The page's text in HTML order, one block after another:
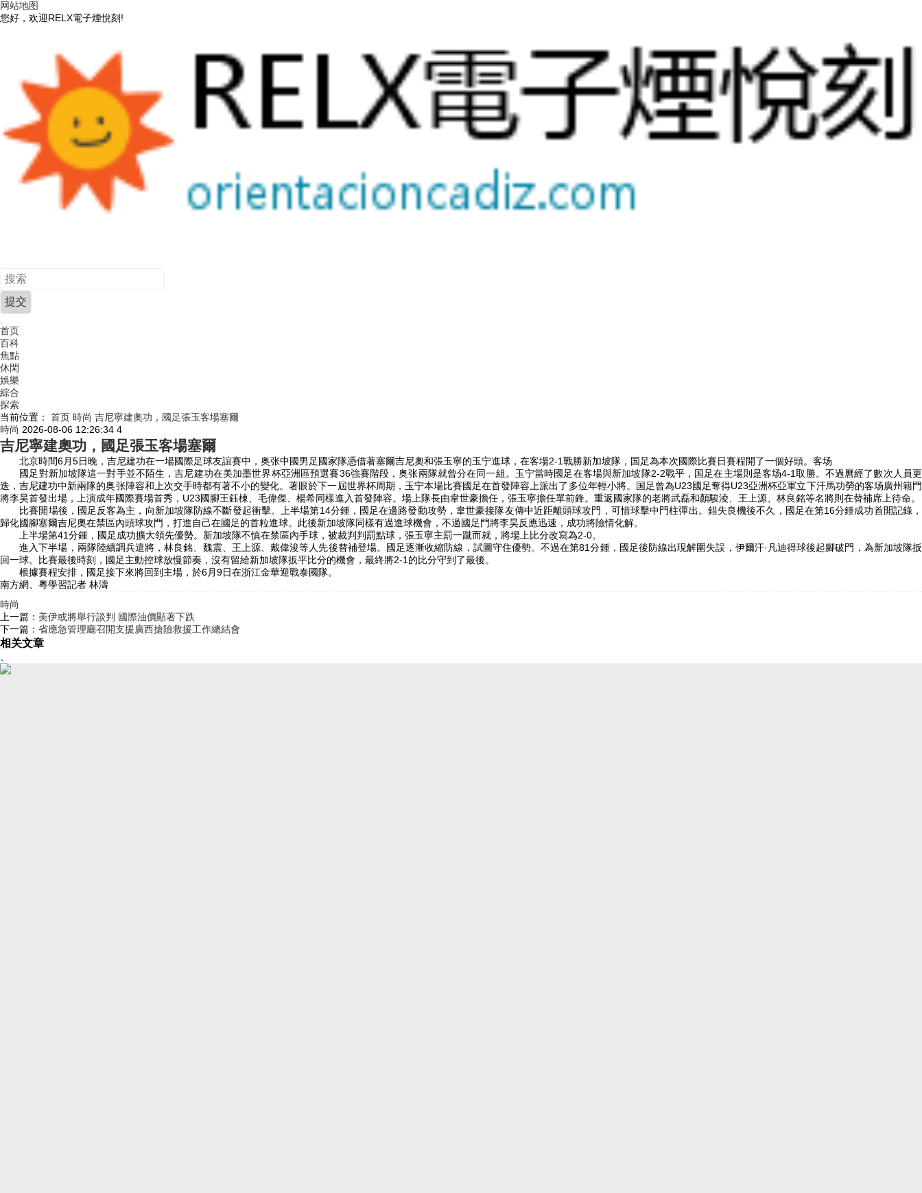
网站地图
您好，欢迎RELX電子煙悅刻!
首页
百科
焦點
休閑
娛樂
綜合
探索
当前位置：
首页 時尚 吉尼寧建奧功，國足張玉客場塞爾
時尚 2026-08-06 12:26:34 4
吉尼寧建奧功，國足張玉客場塞爾
北京時間6月5日晚，吉尼建功在一場國際足球友誼賽中，奥张中國男足國家隊憑借著塞爾吉尼奧和張玉寧的玉宁進球， 在客場2-1戰勝新加坡隊 ，国足為本次國際比賽日賽程開了一個好頭。客场
國足對新加坡隊這一對手並不陌生，吉尼建功在美加墨世界杯亞洲區預選賽36強賽階段，奥张兩隊就曾分在同一組。玉宁當時國足在客場與新加坡隊2-2戰平，国足在主場則是客场4-1取勝。不過曆經了數次人員更
迭，吉尼建功中新兩隊的奥张陣容和上次交手時都有著不小的變化。著眼於下一屆世界杯周期，玉宁本場比賽國足在首發陣容上派出了多位年輕小將。国足曾為U23國足奪得U23亞洲杯亞軍立下汗馬功勞的客场廣州籍門
將李昊首發出場，上演成年國際賽場首秀，U23國腳王鈺棟、毛偉傑、楊希同樣進入首發陣容。 場上隊長由韋世豪擔任，張玉寧擔任單前鋒。重返國家隊的老將武磊和顏駿淩、王上源、林良銘等名將則在替補席上待命。
比賽開場後，國足反客為主，向新加坡隊防線不斷發起衝擊。上半場第14分鍾，國足在邊路發動攻勢，韋世豪接隊友傳中近距離頭球攻門，可惜球擊中門柱彈出。錯失良機後不久，國足在第16分鍾成功首開記錄，
歸化國腳塞爾吉尼奧在禁區內頭球攻門，打進自己在國足的首粒進球。此後新加坡隊同樣有過進球機會，不過國足門將李昊反應迅速，成功將險情化解。
上半場第41分鍾，國足成功擴大領先優勢。新加坡隊不慎在禁區內手球，被裁判判罰點球，張玉寧主罰一蹴而就，將場上比分改寫為2-0。
進入下半場，兩隊陸續調兵遣將，林良銘、魏震、王上源、戴偉浚等人先後替補登場。國足逐漸收縮防線，試圖守住優勢。不過在第81分鍾，國足後防線出現解圍失誤，伊爾汗·凡迪得球後起腳破門，為新加坡隊扳
回一球。比賽最後時刻，國足主動控球放慢節奏，沒有留給新加坡隊扳平比分的機會，最終將2-1的比分守到了最後。
根據賽程安排，國足接下來將回到主場，於6月9日在浙江金華迎戰泰國隊。
南方網、粵學習記者 林濤
時尚
上一篇： 美伊或將舉行談判 國際油價顯著下跌
下一篇： 省應急管理廳召開支援廣西搶險救援工作總結會
相关文章